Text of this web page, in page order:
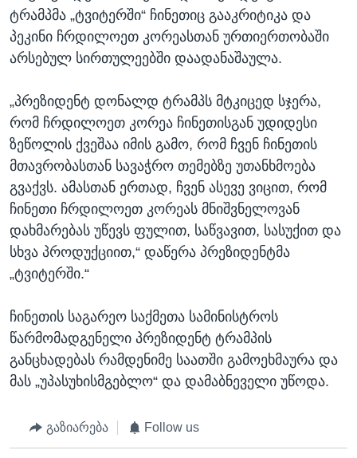
ტრამპმა „ტვიტერში“ ჩინეთიც გააკრიტიკა და
პეკინი ჩრდილოეთ კორეასთან ურთიერთობაში
არსებულ სირთულეებში დაადანაშაულა.
„პრეზიდენტ დონალდ ტრამპს მტკიცედ სჯერა,
რომ ჩრდილოეთ კორეა ჩინეთისგან უდიდესი
ზეწოლის ქვეშაა იმის გამო, რომ ჩვენ ჩინეთის
მთავრობასთან სავაჭრო თემებზე უთანხმოება
გვაქვს. ამასთან ერთად, ჩვენ ასევე ვიცით, რომ
ჩინეთი ჩრდილოეთ კორეას მნიშვნელოვან
დახმარებას უწევს ფულით, საწვავით, სასუქით და
სხვა პროდუქციით,“ დაწერა პრეზიდენტმა
„ტვიტერში.“
ჩინეთის საგარეო საქმეთა სამინისტროს
წარმომადგენელი პრეზიდენტ ტრამპის
განცხადებას რამდენიმე საათში გამოეხმაურა და
მას „უპასუხისმგებლო“ და დამაბნეველი უწოდა.
გაზიარება Follow us